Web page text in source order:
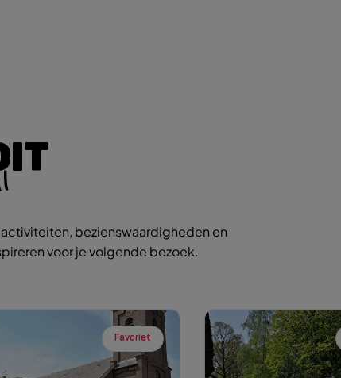
bezienswaardigheden en
voor je volgende bezoek.
Favoriet